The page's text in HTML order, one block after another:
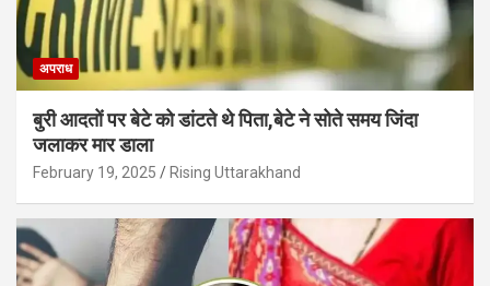
अपराध
बुरी आदतों पर बेटे को डांटते थे पिता,बेटे ने सोते समय जिंदा
जलाकर मार डाला
February 19, 2025 Rising Uttarakhand